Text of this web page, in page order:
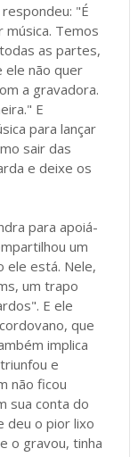
"É
música. Temos
as partes,
ele não quer
a gravadora.
E
para lançar
sair das
e deixe os
para apoiá-
um
ele está. Nele,
um trapo
E ele
que
implica
e
não ficou
sua conta do
deu o pior lixo
o gravou, tinha